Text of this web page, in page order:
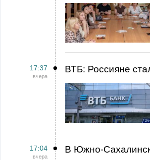
17:37
вчера
ВТБ: Россияне
17:04
вчера
В Южно-